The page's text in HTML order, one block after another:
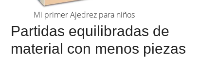
Mi primer Ajedrez para niños
Partidas equilibradas de
material con menos piezas